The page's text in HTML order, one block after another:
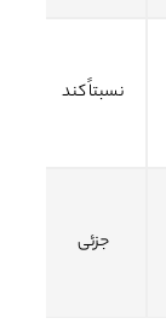
نسبتاً کند
جزئی